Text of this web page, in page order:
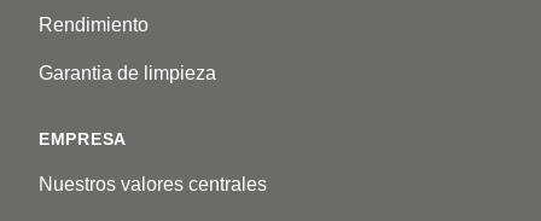
Rendimiento
Garantia de limpieza
EMPRESA
Nuestros valores centrales